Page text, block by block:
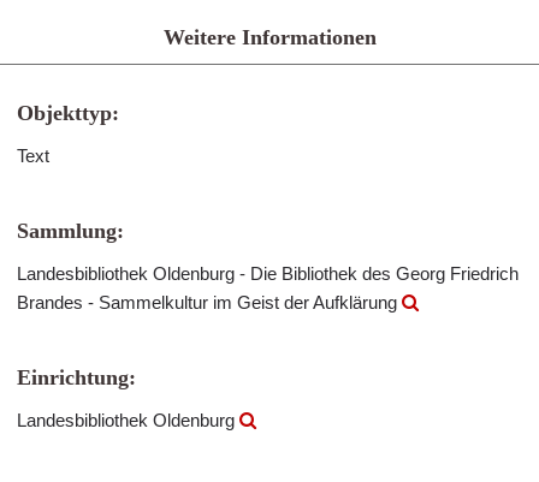
Weitere Informationen
Objekttyp:
Text
Sammlung:
Landesbibliothek Oldenburg - Die Bibliothek des Georg Friedrich
Brandes - Sammelkultur im Geist der Aufklärung
Einrichtung:
Landesbibliothek Oldenburg